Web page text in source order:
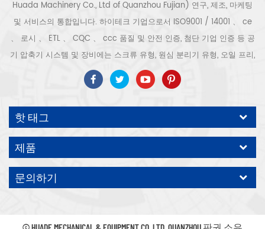
Huada Machinery Co., Ltd of Quanzhou Fujian) 연구, 제조, 마케팅
및 서비스의 통합입니다. 하이테크 기업으로서 ISO9001 / 14001 、 ce
、 로시 、 ETL 、 CQC 、 ccc 품질 및 안전 인증, 첨단 기업 인증 등 공
기 압축기 시스템 및 장비에는 스크류 유형, 원심 분리기 유형, 오일 프리,
스크롤 유형, 피스톤 유형, 건조기, 필터, 배수기, 완전한 공기 압축기 생산
라인 등이 포함됩니다. 보다 300 가지 유형의 공기 압축기 산업 전문가
우리 회사는 보다 30 년 경력 from 압력 용기, 전기 모터, 정밀 부품 가공
및 장비에 대한 최고의 부품 주조 조립. 또한 우리 회사는 영구 자석 서보
모터의 자체 핵심 프로세스를 개발하고 관련 기술 특허를 획득하여 국가
에너지 절약 및 환경 보호 기술 발전에 기여했습니다. 우리 자신의 브랜
드 공기 압축기를 기대하십시오, ODM / OEM 수락입니다.
핫 태그
제품
문의하기